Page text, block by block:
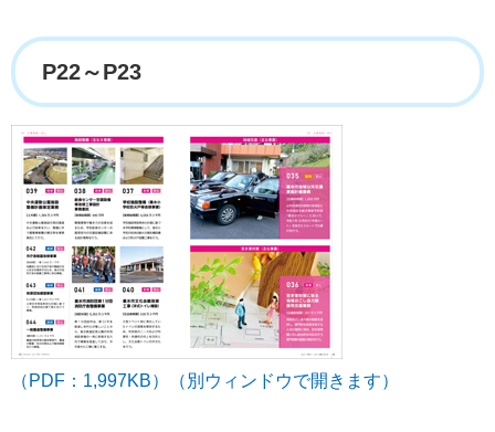
P22～P23
（PDF：1,997KB）（別ウィンドウで開きます）